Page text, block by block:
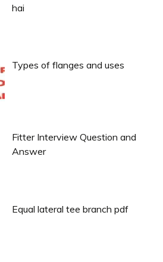
hai
Types of flanges and uses
Fitter Interview Question and
Answer
Equal lateral tee branch pdf